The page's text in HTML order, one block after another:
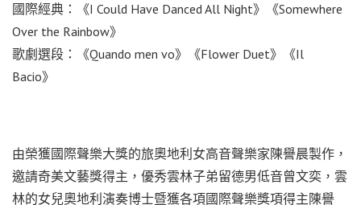
國際經典：《I Could Have Danced All Night》《Somewhere
Over the Rainbow》
歌劇選段：《Quando men vo》《Flower Duet》《Il
Bacio》
由榮獲國際聲樂大獎的旅奧地利女高音聲樂家陳譽晨製作，
邀請奇美文藝獎得主，優秀雲林子弟留德男低音曾文奕，雲
林的女兒奧地利演奏博士暨獲各項國際聲樂獎項得主陳譽